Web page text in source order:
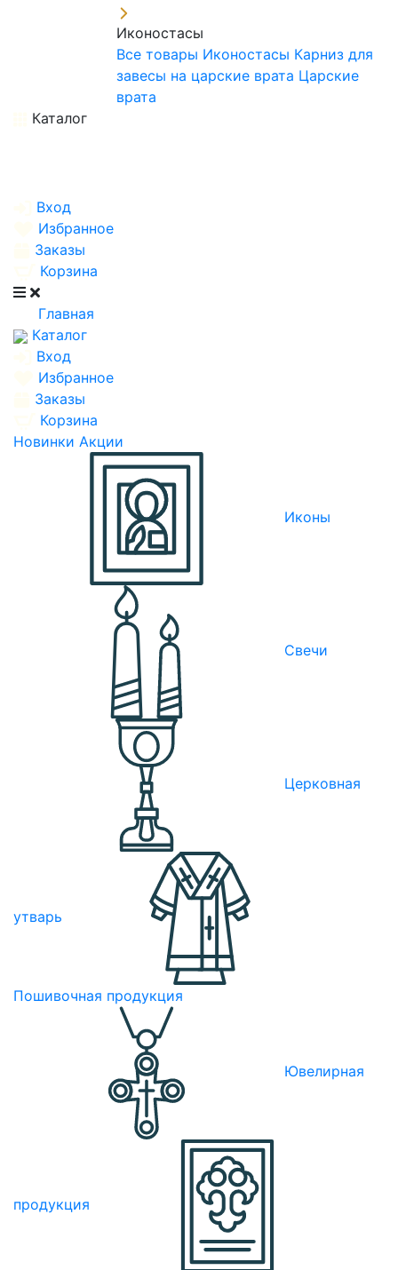
Иконостасы
Все товары Иконостасы Карниз для
завесы на царские врата Царские
врата
Каталог
Вход
Избранное
Заказы
Корзина
Главная
Каталог
Вход
Избранное
Заказы
Корзина
Новинки Акции
Иконы
Свечи
Церковная
утварь
Пошивочная продукция
Ювелирная
продукция